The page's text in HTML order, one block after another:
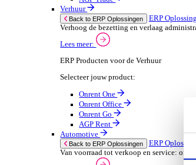
ERP Oplossingen
ERP Oplossingen Overzicht
Wij bieden een reeks ERP-
Branchespecifieke ERP Oplossingen
Selecteer jouw branche:
Groothandel
Back to ERP Oplossingen
Lever slimmere service en
Lees meer: